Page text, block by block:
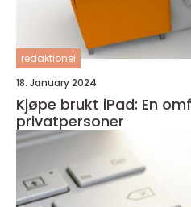
redaktionel
18. January 2024
Kjøpe brukt iPad: En
privatpersoner